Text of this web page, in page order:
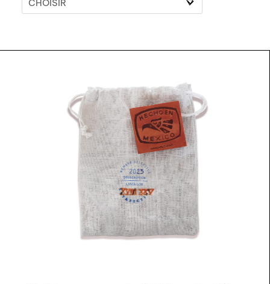
éditions de tête
au-delà du livre ↓
artistes en résidence
lectures performées
podcasts
qui sommes-nous? ↓
éditions d’artistes